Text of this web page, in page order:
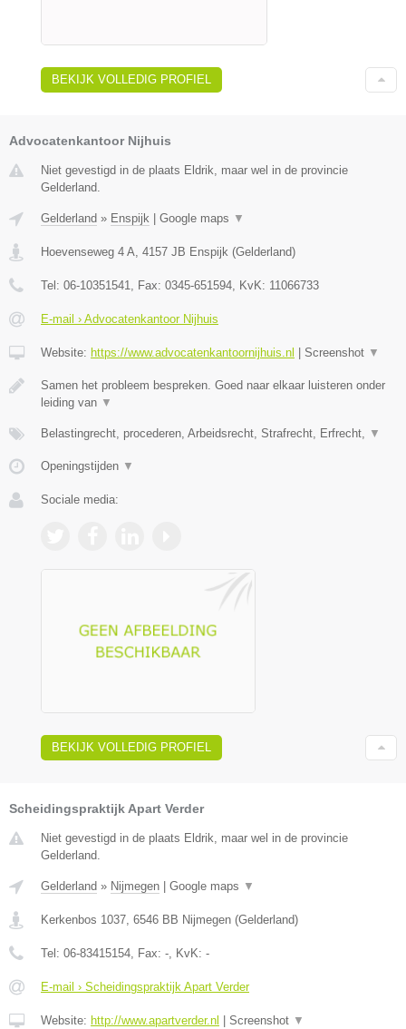
BEKIJK VOLLEDIG PROFIEL
Advocatenkantoor Nijhuis
Niet gevestigd in de plaats Eldrik, maar wel in de provincie
Gelderland.
Gelderland » Enspijk Google maps ▼
Hoevenseweg 4 A 4157 JB Enspijk (Gelderland)
Tel: 06-10351541 , Fax: 0345-651594 , KvK: 11066733
E-mail › Advocatenkantoor Nijhuis
Website: https://www.advocatenkantoornijhuis.nl Screenshot ▼
Samen het probleem bespreken. Goed naar elkaar luisteren onder
leiding van ▼
Belastingrecht, procederen, Arbeidsrecht, Strafrecht, Erfrecht, ▼
Openingstijden ▼
Sociale media:
BEKIJK VOLLEDIG PROFIEL
Scheidingspraktijk Apart Verder
Niet gevestigd in de plaats Eldrik, maar wel in de provincie
Gelderland.
Gelderland » Nijmegen | Google maps ▼
Kerkenbos 1037 6546 BB Nijmegen (Gelderland)
Tel: 06-83415154 , Fax: - , KvK: -
E-mail › Scheidingspraktijk Apart Verder
Website: http://www.apartverder.nl | Screenshot ▼